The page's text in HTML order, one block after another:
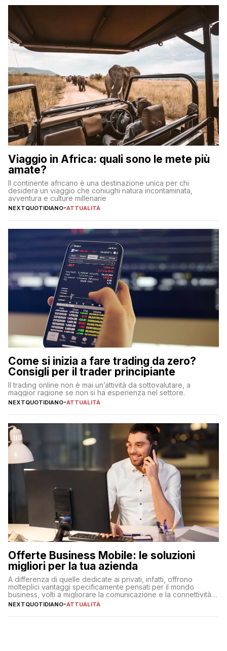
sul […]
Viaggio in Africa: quali sono le mete più
amate?
Il continente africano è una destinazione unica per chi
desidera un viaggio che coniughi natura incontaminata,
avventura e culture millenarie
NEXTQUOTIDIANO-ATTUALITÀ
Come si inizia a fare trading da zero?
Consigli per il trader principiante
Il trading online non è mai un’attività da sottovalutare, a
maggior ragione se non si ha esperienza nel settore.
NEXTQUOTIDIANO-ATTUALITÀ
Offerte Business Mobile: le soluzioni
migliori per la tua azienda
A differenza di quelle dedicate ai privati, infatti, offrono
molteplici vantaggi specificamente pensati per il mondo
business, volti a migliorare la comunicazione e la connettività
degli utenti
NEXTQUOTIDIANO-ATTUALITÀ